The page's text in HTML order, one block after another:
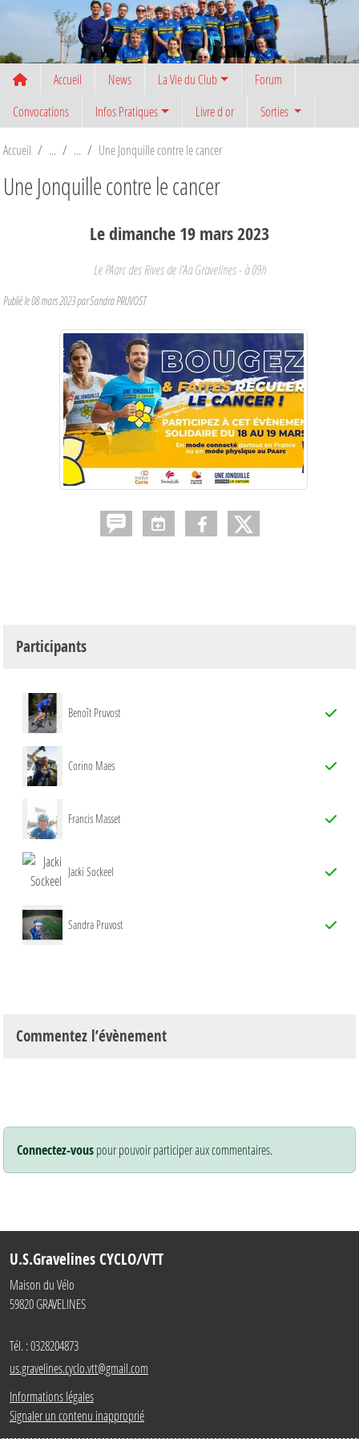
Accueil News La Vie du Club
Forum
Convocations
Infos Pratiques Livre d or Sorties
Accueil Une Jonquille contre le cancer
Une Jonquille contre le cancer
Ledimanche19mars2023
Le PAarc des Rives de l'Aa Gravelines - à 09h
Publié le08 mars 2023parSandra PRUVOST
Participants
Benoît Pruvost
Corino Maes
Francis Masset
Jacki Sockeel
Sandra Pruvost
Commentez l’évènement
Connectez-vouspour pouvoir participer aux commentaires.
U.S.Gravelines CYCLO/VTT
Maison du Vélo
59820GRAVELINES
Tél. :0328204873
us.gravelines.cyclo.vtt@gmail.com
Informations légales
Signaler un contenu inapproprié
Panneau de gestion des cookies